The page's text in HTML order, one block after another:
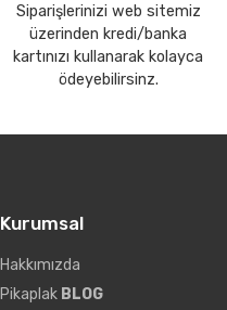
Siparişlerinizi web sitemiz
üzerinden kredi/banka
kartınızı kullanarak kolayca
ödeyebilirsinz.
Kurumsal
Hakkımızda
Pikaplak BLOG